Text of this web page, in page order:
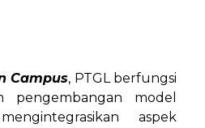
Campus, PTGL berfungsi
pengembangan model
aspek